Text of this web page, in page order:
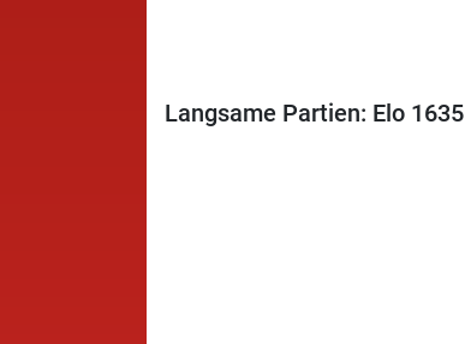
Langsame Partien: Elo 1635